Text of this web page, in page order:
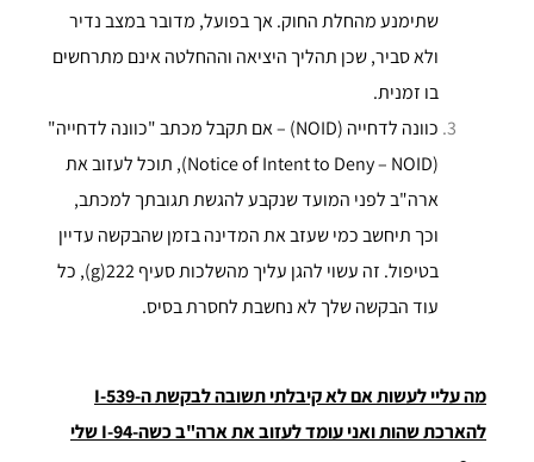
שתימנע מהחלת החוק. אך בפועל, מדובר במצב נדיר
ולא סביר, שכן תהליך היציאה וההחלטה אינם מתרחשים
בו זמנית.
כוונה לדחייה (NOID) – אם תקבל מכתב "כוונה לדחייה"
(Notice of Intent to Deny – NOID), תוכל לעזוב את
ארה"ב לפני המועד שנקבע להגשת תגובתך למכתב,
וכך תיחשב כמי שעזב את המדינה בזמן שהבקשה עדיין
בטיפול. זה עשוי להגן עליך מהשלכות סעיף 222(g), כל
עוד הבקשה שלך לא נחשבת לחסרת בסיס.
מה עליי לעשות אם לא קיבלתי תשובה לבקשת ה-I-539
להארכת שהות ואני עומד לעזוב את ארה"ב כשה-I-94שלי